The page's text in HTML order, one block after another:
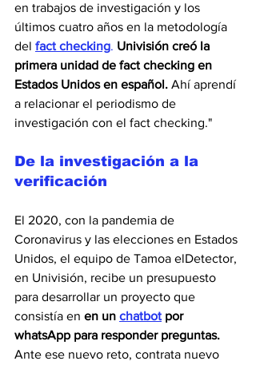
en trabajos de investigación y los
últimos cuatro años en la metodología
del fact checking. Univisión creó la
primera unidad de fact checking en
Estados Unidos en español. Ahí aprendí
a relacionar el periodismo de
investigación con el fact checking."
De la investigación a la
verificación
El 2020, con la pandemia de
Coronavirus y las elecciones en Estados
Unidos, el equipo de Tamoa elDetector,
en Univisión, recibe un presupuesto
para desarrollar un proyecto que
consistía en en un chatbot por
whatsApp para responder preguntas.
Ante ese nuevo reto, contrata nuevo